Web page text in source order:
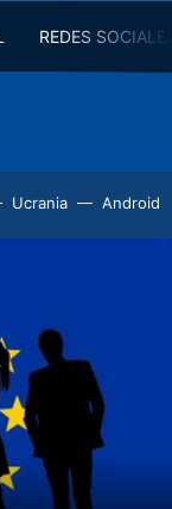
REDES
Ucrania Android